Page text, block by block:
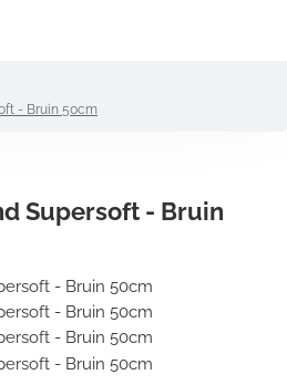
- Bruin 50cm
Supersoft - Bruin